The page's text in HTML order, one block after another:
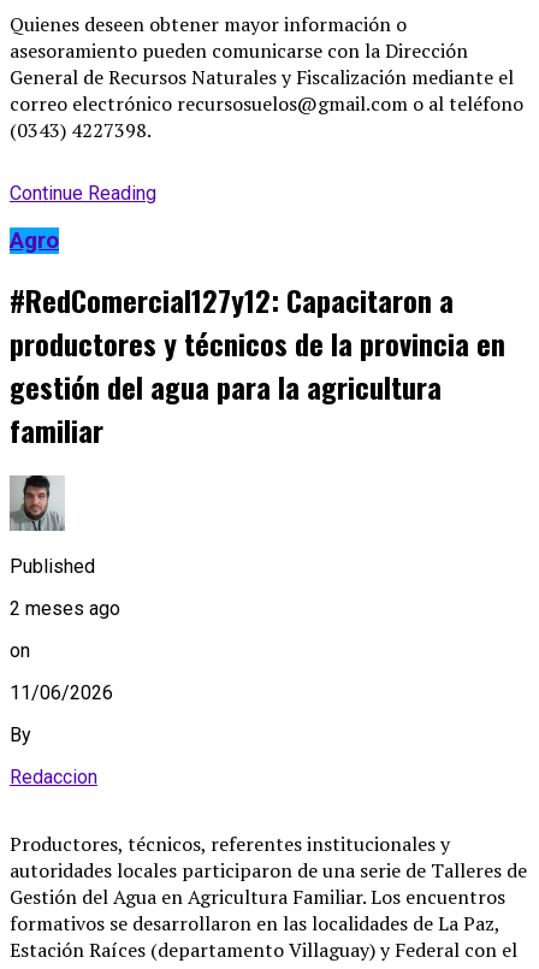
Quienes deseen obtener mayor información o
asesoramiento pueden comunicarse con la Dirección
General de Recursos Naturales y Fiscalización mediante el
correo electrónico recursosuelos@gmail.com o al teléfono
(0343) 4227398.
Continue Reading
Agro
#RedComercial127y12: Capacitaron a
productores y técnicos de la provincia en
gestión del agua para la agricultura
familiar
Published
2 meses ago
on
11/06/2026
By
Redaccion
Productores, técnicos, referentes institucionales y
autoridades locales participaron de una serie de Talleres de
Gestión del Agua en Agricultura Familiar. Los encuentros
formativos se desarrollaron en las localidades de La Paz,
Estación Raíces (departamento Villaguay) y Federal con el